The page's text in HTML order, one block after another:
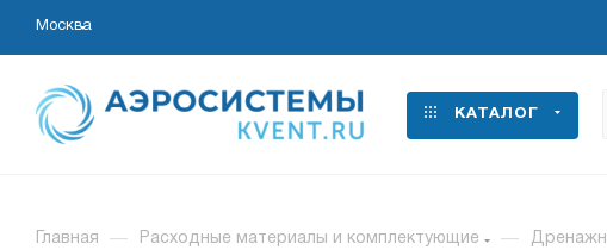
Москва
КАТАЛОГ
Главная — Расходные материалы и комплектующие —